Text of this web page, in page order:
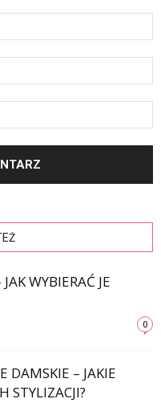
WYBIERAĆ JE
0
DAMSKIE – JAKIE
STYLIZACJI?